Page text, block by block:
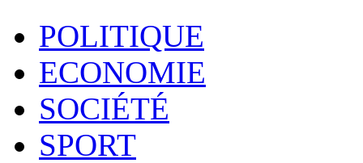
POLITIQUE
ECONOMIE
SOCIÉTÉ
SPORT